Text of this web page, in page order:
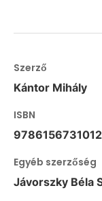
Szerző
Kántor Mihály
ISBN
9786156731012
Egyéb szerzőség
Jávorszky Béla